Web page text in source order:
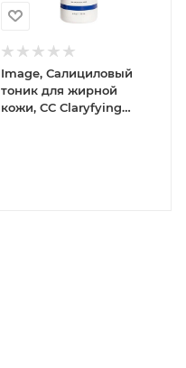
Image, Салициловый
тоник для жирной
кожи, CС Claryfying